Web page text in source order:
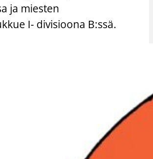
ja miesten
I- divisioona B:ssä.